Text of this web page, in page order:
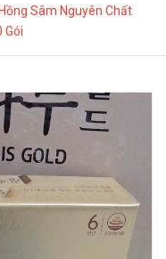
Sâm Nguyên Chất
Gói